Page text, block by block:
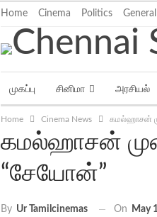
Home Cinema Politics General
முகப்பு சினிமா அரசியல்
Home Cinema News கமல்ஹாசன்
கமல்ஹாசன்
“சேயோன்”
By Ur Tamilcinemas On May